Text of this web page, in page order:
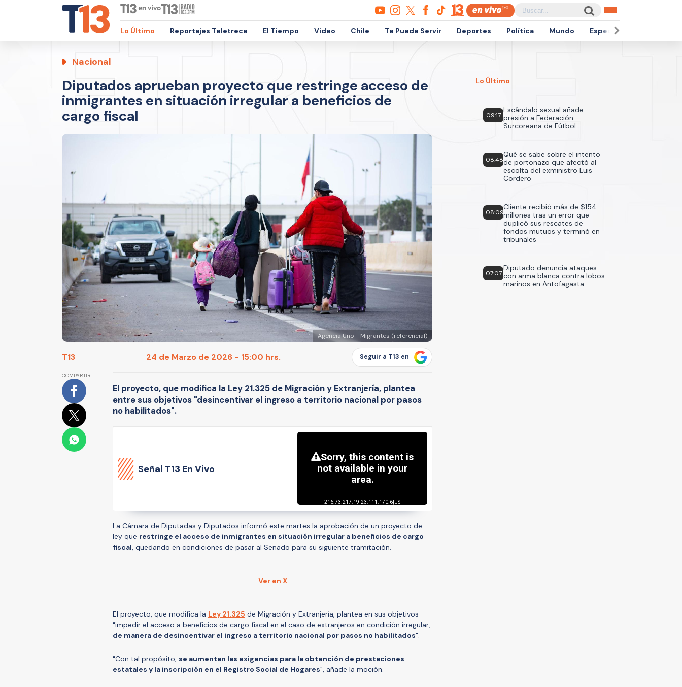
Lo Último Reportajes Teletrece El Tiempo Video Chile Te Puede Servir Deportes Política Mundo Espectáculos
Nacional
Diputados aprueban proyecto que restringe acceso de
inmigrantes en situación irregular a beneficios de
cargo fiscal
Agencia Uno - Migrantes (referencial)
T13 24 de Marzo de 2026 - 15:00 hrs. Seguir a T13 en
COMPARTIR
El proyecto, que modifica la Ley 21.325 de Migración y Extranjería, plantea
entre sus objetivos "desincentivar el ingreso a territorio nacional por pasos
no habilitados".
Señal T13 En Vivo
La Cámara de Diputadas y Diputados informó este martes la aprobación de un proyecto de
ley que restringe el acceso de inmigrantes en situación irregular a beneficios de cargo
fiscal, quedando en condiciones de pasar al Senado para su siguiente tramitación.
Ver en X
El proyecto, que modifica la Ley 21.325 de Migración y Extranjería, plantea en sus objetivos
"impedir el acceso a beneficios de cargo fiscal en el caso de extranjeros en condición irregular,
de manera de desincentivar el ingreso a territorio nacional por pasos no habilitados".
"Con tal propósito, se aumentan las exigencias para la obtención de prestaciones
estatales y la inscripción en el Registro Social de Hogares", añade la moción.
Lo Último
09:17
Escándalo sexual añade
presión a Federación
Surcoreana de Fútbol
08:48
Qué se sabe sobre el intento
de portonazo que afectó al
escolta del exministro Luis
Cordero
08:09
Cliente recibió más de $154
millones tras un error que
duplicó sus rescates de
fondos mutuos y terminó en
tribunales
07:07
Diputado denuncia ataques
con arma blanca contra lobos
marinos en Antofagasta